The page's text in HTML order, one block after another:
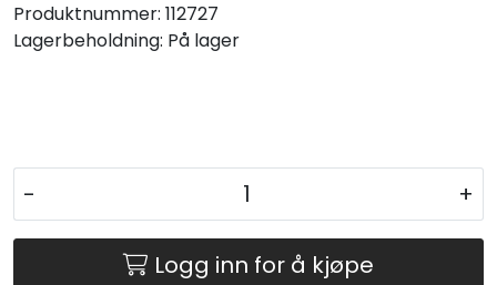
Produktnummer: 112727
Lagerbeholdning: På lager
- +
Logg inn for å kjøpe